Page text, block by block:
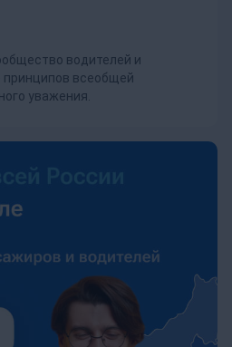
водителей и
принципов всеобщей
уважения.